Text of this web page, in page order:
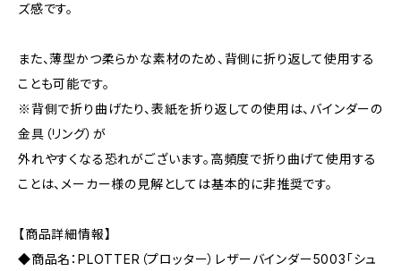
ズ感です。
また、薄型かつ柔らかな素材のため、背側に折り返して使用する
ことも可能です。
※背側で折り曲げたり、表紙を折り返しての使用は、バインダーの
金具（リング）が
外れやすくなる恐れがございます。高頻度で折り曲げて使用する
ことは、メーカー様の見解としては基本的に非推奨です。
【商品詳細情報】
◆商品名：PLOTTER（プロッター）レザーバインダー5003「シュ